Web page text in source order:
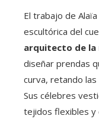
El trabajo de
escultórica del
arquitecto de la
diseñar prendas
curva, retando
Sus célebres
tejidos flexibles y